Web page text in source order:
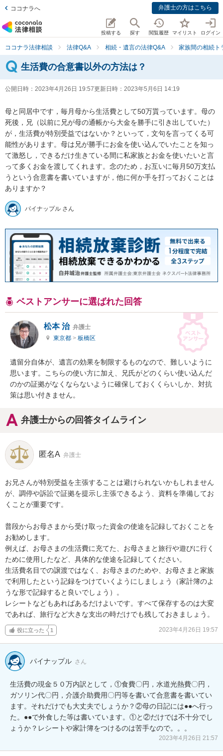
ココナラへ 弁護士の方はこちら
投稿する 探す 閲覧履歴 マイリスト ログイン
ココナラ法律相談 法律Q&A 相続・遺言の法律Q&A 家族間の相続ト
生活費の合意書以外の方法は？
公開日時： 2023年4月26日 19:57更新日時： 2023年5月6日 14:19
母と同居中です，毎月母から生活費として50万貰っています。母の
死後，兄（以前に兄が母の通帳から大金を勝手に引き出していた）
が，生活費が特別受益ではないか？といって，文句を言ってくる可
能性があります。母は兄が勝手にお金を使い込んでいたことを知っ
て激怒し，できるだけ生きている間に私家族とお金を使いたいと言
って多くお金を渡してくれます。念のため，お互いに毎月50万支払
うという合意書を書いていますが，他に何か手を打っておくことは
ありますか？
パイナップル さん
ベストアンサーに選ばれた回答
松本 治 弁護士
東京都 > 板橋区
遺留分自体が、遺言の効果を制限するものなので、難しいように
思います。こちらの使い方に加え、兄氏がどのくらい使い込んだ
のかの証拠がなくならないように確保しておくくらいしか、対抗
策は思い付きません。
弁護士からの回答タイムライン
匿名A 弁護士
お兄さんが特別受益を主張することは避けられないかもしれません
が、調停や訴訟で証拠を提示し主張できるよう、資料を準備してお
くことが重要です。
普段からお母さまから受け取った資金の使途を記録しておくことを
お勧めします。
例えば、お母さまの生活費に充てた、お母さまと旅行や遊びに行く
ために使用したなど、具体的な使途を記録してください。
生活費名目での譲渡ではなく、お母さまのためや、お母さまと家族
で利用したという記録をつけていくようにしましょう（家計簿のよ
うな形で記録すると良いでしょう）。
レシートなどもあればあるだけよいです。すべて保存するのは大変
であれば、旅行など大きな支出の時だけでも残しておきましょう。
役に立った 1 2023年4月26日 19:57
パイナップル さん
生活費の現金５０万内訳として，①食費〇円，水道光熱費〇円，
ガソリン代〇円，介護介助費用〇円等を書いて合意書を書いてい
ます。それだけでも大丈夫でしょうか？②母の日記には●●へ行っ
た。●●で外食した等は書いています。①と②だけでは不十分でし
ょうか？レシートや家計簿をつけるのは苦手なので。。。
2023年4月26日 21:57